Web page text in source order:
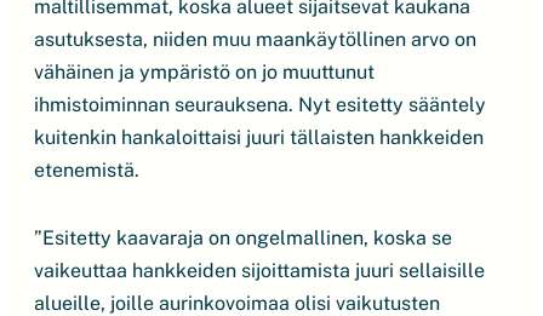
maltillisemmat, koska alueet sijaitsevat kaukana
asutuksesta, niiden muu maankäytöllinen arvo on
vähäinen ja ympäristö on jo muuttunut
ihmistoiminnan seurauksena. Nyt esitetty sääntely
kuitenkin hankaloittaisi juuri tällaisten hankkeiden
etenemistä.
”Esitetty kaavaraja on ongelmallinen, koska se
vaikeuttaa hankkeiden sijoittamista juuri sellaisille
alueille, joille aurinkovoimaa olisi vaikutusten